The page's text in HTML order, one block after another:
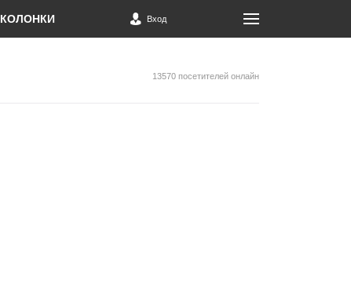
КОЛОНКИ Вход
13570 посетителей онлайн